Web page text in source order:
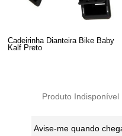
Cadeirinha Dianteira Bike Baby
Kalf Preto
Produto Indisponível
Avise-me quando